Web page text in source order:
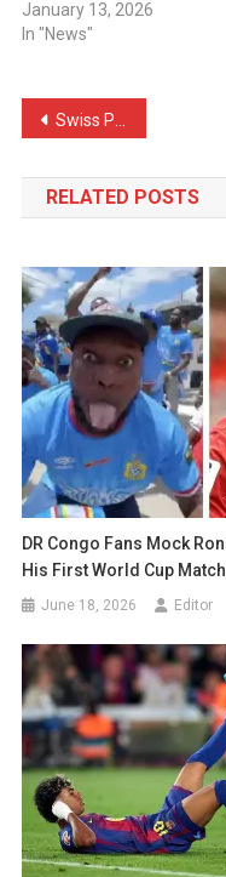
January 13, 2026
In "News"
Post
navigation
Swiss Pensioner Scammed by Fake Brad Pitt Loses Nearly 100,000 Dollars and Waits Weeks in a Hotel for Him
RELATED POSTS
DR Congo Fans Mock
His First World Cup Match
June 18, 2026 Editor